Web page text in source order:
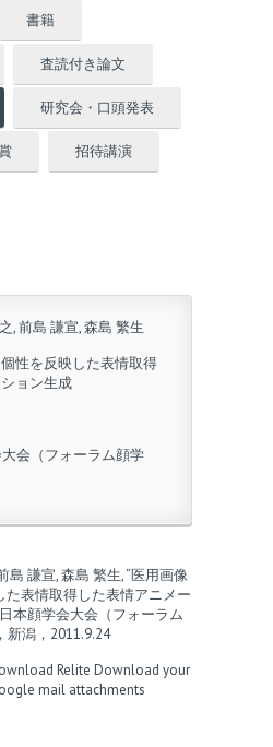
書籍
査読付き論文
研究会・口頭発表
招待講演
, 前島 謙宣, 森島 繁生
性を反映した表情取得
ョン生成
会（フォーラム顔学
島 謙宣, 森島 繁生, “医用画像
た表情取得した表情アニメー
本顔学会大会（フォーラム
新潟，2011.9.24
Relite Download your
mail attachments